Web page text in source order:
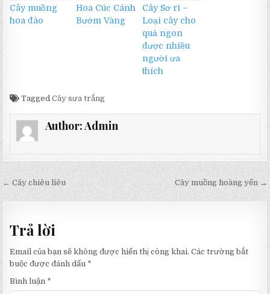
Cây muồng
hoa đào
Hoa Cúc Cánh
Bướm Vàng
Cây Sơ ri –
Loại cây cho
quả ngon
được nhiều
người ưa
thích
TaggedCây sưa trắng
Author:Admin
Điều
hướng
viết
Cây muồng hoàng yến →
← Cây chiêu liêu
Trả lời
Email của bạn sẽ không được hiển thị công khai. Các trường bắt
buộc được đánh dấu *
Bình luận *